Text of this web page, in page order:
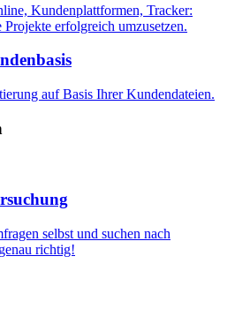
Kundenplattformen, Tracker:
erfolgreich umzusetzen.
auf Basis Ihrer Kundendateien.
selbst und suchen nach
richtig!